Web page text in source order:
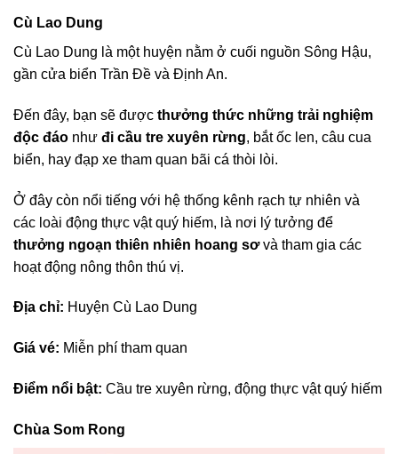
Cù Lao Dung
Cù Lao Dung là một huyện nằm ở cuối nguồn Sông Hậu,
gần cửa biển Trần Đề và Định An.
Đến đây, bạn sẽ được thưởng thức những trải nghiệm
độc đáo như đi cầu tre xuyên rừng, bắt ốc len, câu cua
biển, hay đạp xe tham quan bãi cá thòi lòi.
Ở đây còn nổi tiếng với hệ thống kênh rạch tự nhiên và
các loài động thực vật quý hiếm, là nơi lý tưởng để
thưởng ngoạn thiên nhiên hoang sơvà tham gia các
hoạt động nông thôn thú vị.
Địa chỉ: Huyện Cù Lao Dung
Giá vé: Miễn phí tham quan
Điểm nổi bật: Cầu tre xuyên rừng, động thực vật quý hiếm
Chùa Som Rong